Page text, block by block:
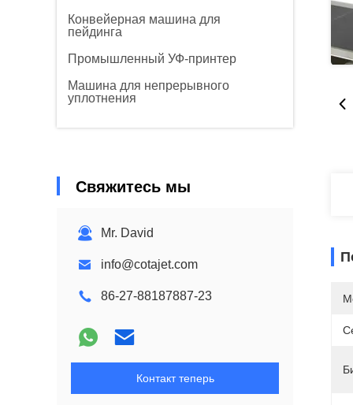
Конвейерная машина для
пейдинга
Промышленный УФ-принтер
Машина для непрерывного
уплотнения
Свяжитесь мы
Mr. David
info@cotajet.com
86-27-88187887-23
Контакт теперь